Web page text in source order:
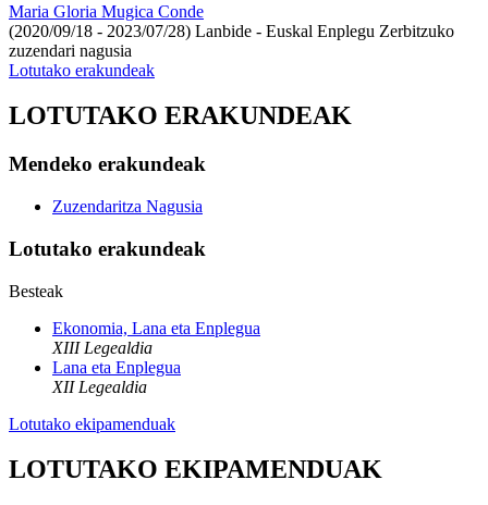
Maria Gloria Mugica Conde
(2020/09/18 - 2023/07/28) Lanbide - Euskal Enplegu Zerbitzuko
zuzendari nagusia
Lotutako erakundeak
LOTUTAKO ERAKUNDEAK
Mendeko erakundeak
Zuzendaritza Nagusia
Lotutako erakundeak
Besteak
Ekonomia, Lana eta Enplegua
XIII Legealdia
Lana eta Enplegua
XII Legealdia
Lotutako ekipamenduak
LOTUTAKO EKIPAMENDUAK